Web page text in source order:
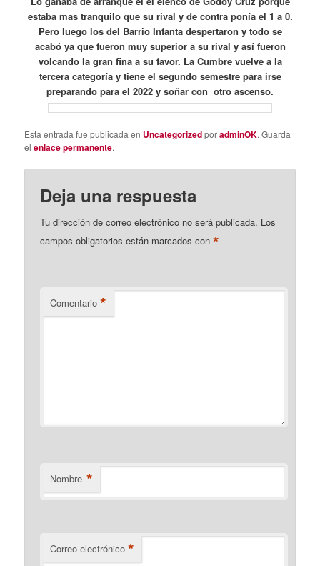
estaba mas tranquilo que su rival y de contra ponía el 1 a 0.
Pero luego los del Barrio Infanta despertaron y todo se
acabó ya que fueron muy superior a su rival y así fueron
volcando la gran fina a su favor. La Cumbre vuelve a la
tercera categoría y tiene el segundo semestre para irse
preparando para el 2022 y soñar con otro ascenso.
Esta entrada fue publicada en UncategorizedporadminOK. Guarda
elenlace permanente.
Deja una respuesta
Tu dirección de correo electrónico no será publicada. Los
campos obligatorios están marcados con*
Comentario *
Nombre *
Correo electrónico *